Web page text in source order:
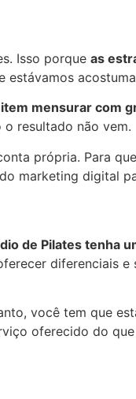
Isso porque as
estávamos
mensurar com
resultado não vem.
própria. Para
marketing digital
de Pilates tenha
diferenciais e
você tem que
oferecido do